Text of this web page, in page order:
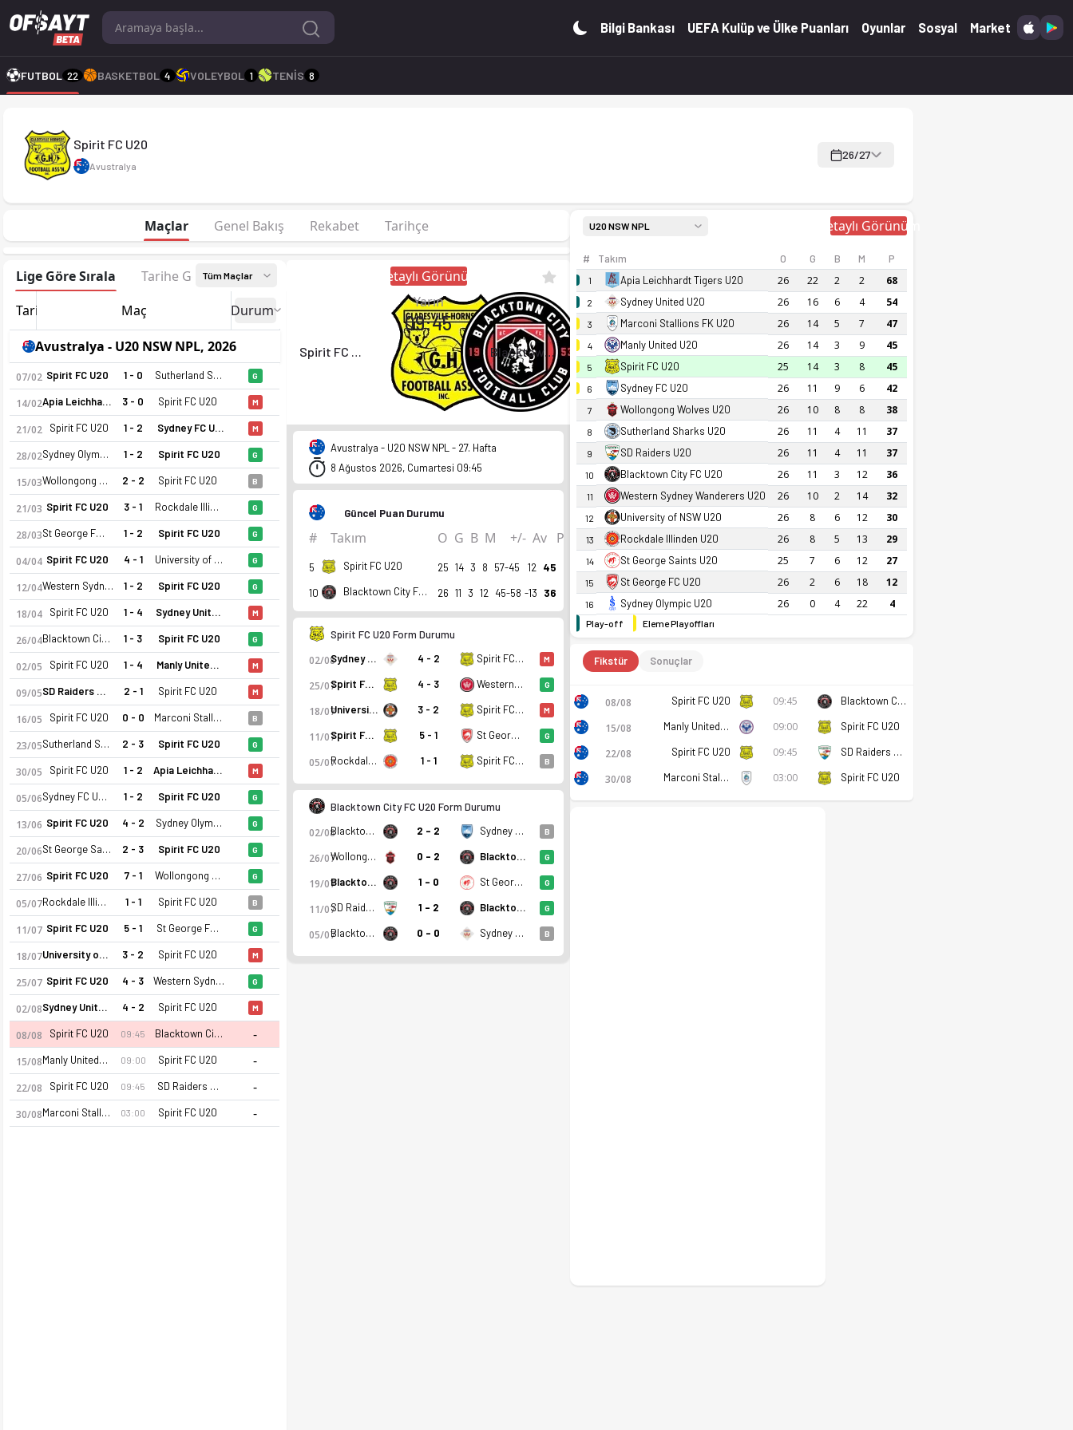
Spirit FC U20 26-27 sezonu | U20 NSW NPL'de 5. sırada, 45 puan. Kadro, fikstür ve canlı skor Ofsayt'ta.
Bilgi Bankası UEFA Kulüp ve Ülke Puanları Oyunlar Sosyal Market
FUTBOL 22 BASKETBOL 4 VOLEYBOL 1 TENİS 8
Spirit FC U20 26-27 sezonu | U20 NSW NPL'de 5. sırada, 45 puan. Kadro, fikstür ve canlı skor Ofsayt'ta.
Spirit FC U20
Avustralya
26/27
Maçlar Genel Bakış Rekabet Tarihçe
Lige Göre Sırala Tarihe Göre Sırala
Tüm Maçlar
Tarih Maç Durum
Avustralya - U20 NSW NPL, 2026
07/02 Spirit FC U20 1 - 0 Sutherland Sharks U20 G
14/02 Apia Leichhardt Tigers U20 3 - 0 Spirit FC U20 M
21/02 Spirit FC U20 1 - 2 Sydney FC U20 M
28/02 Sydney Olympic U20 1 - 2 Spirit FC U20 G
15/03 Wollongong Wolves U20 2 - 2 Spirit FC U20 B
21/03 Spirit FC U20 3 - 1 Rockdale Illinden U20 G
28/03 St George FC U20 1 - 2 Spirit FC U20 G
04/04 Spirit FC U20 4 - 1 University of NSW U20 G
12/04 Western Sydney Wanderers U20 1 - 2 Spirit FC U20 G
18/04 Spirit FC U20 1 - 4 Sydney United U20 M
26/04 Blacktown City FC U20 1 - 3 Spirit FC U20 G
02/05 Spirit FC U20 1 - 4 Manly United U20 M
09/05 SD Raiders U20 2 - 1 Spirit FC U20 M
16/05 Spirit FC U20 0 - 0 Marconi Stallions FK U20 B
23/05 Sutherland Sharks U20 2 - 3 Spirit FC U20 G
30/05 Spirit FC U20 1 - 2 Apia Leichhardt Tigers U20 M
05/06 Sydney FC U20 1 - 2 Spirit FC U20 G
13/06 Spirit FC U20 4 - 2 Sydney Olympic U20 G
20/06 St George Saints U20 2 - 3 Spirit FC U20 G
27/06 Spirit FC U20 7 - 1 Wollongong Wolves U20 G
05/07 Rockdale Illinden U20 1 - 1 Spirit FC U20 B
11/07 Spirit FC U20 5 - 1 St George FC U20 G
18/07 University of NSW U20 3 - 2 Spirit FC U20 M
25/07 Spirit FC U20 4 - 3 Western Sydney Wanderers U20 G
02/08 Sydney United U20 4 - 2 Spirit FC U20 M
08/08 Spirit FC U20 09:45 Blacktown City FC U20 -
15/08 Manly United U20 09:00 Spirit FC U20 -
22/08 Spirit FC U20 09:45 SD Raiders U20 -
30/08 Marconi Stallions FK U20 03:00 Spirit FC U20 -
Detaylı Görünüm
Spirit FC U20
Yarın
09:45
Blacktown City FC U20
Avustralya - U20 NSW NPL - 27. Hafta
8 Ağustos 2026, Cumartesi 09:45
Güncel Puan Durumu
# Takım O G B M +/- Av P
5 Spirit FC U20 25 14 3 8 57-45 12
45
10
Blacktown City FC U20 26 11 3 12 45-58 -13 36
Spirit FC U20 Form Durumu
02/08 Sydney United U20 4 - 2 Spirit FC U20 M
25/07 Spirit FC U20 4 - 3 Western Sydney Wanderers U20 G
18/07 University of NSW U20 3 - 2 Spirit FC U20 M
11/07 Spirit FC U20 5 - 1 St George FC U20 G
05/07 Rockdale Illinden U20 1 - 1 Spirit FC U20 B
Blacktown City FC U20 Form Durumu
02/08 Blacktown City FC U20 2 - 2 Sydney FC U20 B
26/07 Wollongong Wolves U20 0 - 2 Blacktown City FC U20 G
19/07 Blacktown City FC U20 1 - 0 St George Saints U20 G
11/07 SD Raiders U20 1 - 2 Blacktown City FC U20 G
05/07 Blacktown City FC U20 0 - 0 Sydney United U20 B
U20 NSW NPL Detaylı Görünüm
# Takım O G B M P
1 Apia Leichhardt Tigers U20 26 22 2 2 68
2 Sydney United U20 26 16 6 4 54
3 Marconi Stallions FK U20 26 14 5 7 47
4 Manly United U20 26 14 3 9 45
5 Spirit FC U20 25 14 3 8 45
6 Sydney FC U20 26 11 9 6 42
7 Wollongong Wolves U20 26 10 8 8 38
8 Sutherland Sharks U20 26 11 4 11 37
9 SD Raiders U20 26 11 4 11 37
10 Blacktown City FC U20 26 11 3 12 36
11 Western Sydney Wanderers U20 26 10 2 14 32
12 University of NSW U20 26 8 6 12 30
13 Rockdale Illinden U20 26 8 5 13 29
14 St George Saints U20 25 7 6 12 27
15 St George FC U20 26 2 6 18 12
16 Sydney Olympic U20 26 0 4 22 4
Play-off Eleme Playoffları
Fikstür Sonuçlar
08/08 Spirit FC U20 09:45 Blacktown City FC U20
15/08 Manly United U20 09:00 Spirit FC U20
22/08 Spirit FC U20 09:45 SD Raiders U20
30/08 Marconi Stallions FK U20 03:00 Spirit FC U20